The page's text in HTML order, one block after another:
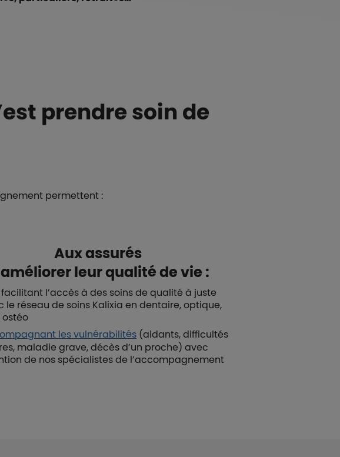
prendre soin de
permettent :
Aux assurés
leur qualité de vie :
facilitant l’accès à des soins de qualité à juste
le réseau de soins Kalixia en dentaire, optique,
les vulnérabilités (aidants, difficultés
maladie grave, décès d’un proche) avec
de nos spécialistes de l’accompagnement